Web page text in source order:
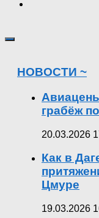
НОВОСТИ ~
грабёж
20.03.2026
Как в
Цмуре
19.03.2026